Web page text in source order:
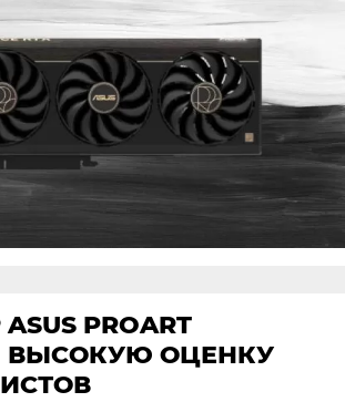
PROART
ВЫСОКУЮ ОЦЕНКУ